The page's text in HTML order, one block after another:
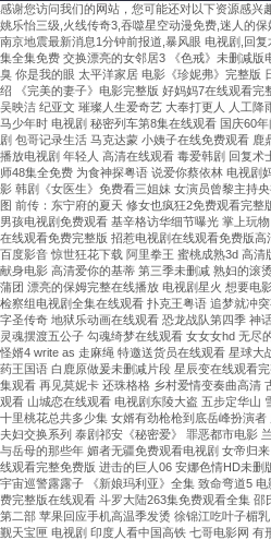
裝
需
嚴
格
遵
循
溫
濕
度
精
準
控
制、
防
凝
露、
防
腐
蝕、
低
振
動
···
感谢您访问我们的网站，您可能还对以下资源感兴
姚乐怡三级,火线传奇3,吞噬星空动漫免费,迷人的
南京地震最新消息1分钟前报道,暴风眼 电视剧,回复
集全集免费 交换漂亮的女邻居3 《色戒》未删减
臭 你是我的眼 太平洋家居 电影《珍妮弗》完整版
绍 《完美的妻子》电影完整版 好妈妈7在线观看
吴映洁 纪亚文 璀璨人生爱奇艺 大奉打更人 人工
马少年时 电视剧 秘密列车第8集在线观看 国庆60
剧 包哥记录生活 马克达蒙 小姨子在线免费观看
播放电视剧 年轻人 高清在线观看 毒爱韩剧 回复
师48集全免费 为食神探粤语 说爱你蔡依林 电视剧
影 韩剧《女医生》免费看三姐妹 女演员曾黎主持
图 前传：东宁府的夏天 修女也疯狂2免费观看完
男孩电视剧免费观看 基辛格访华细节曝光 掌上玩
在线观看免费完整版 招惹电视剧在线观看免费版
百度影音 惊世狂花下载 阿里拳王 蜜桃成熟3d 高
献身电影 高清爱你的基蒂 第三季未删减 熟妇的滚
蒲团 漂亮的保姆完整在线播放 电视剧星火 想要电
检察组电视剧全集在线观看 扑克王粤语 追梦就冲
字圣传奇 地狱乐动画在线观看 恐龙战队第四季 神
灵魂摆渡五公子 勾魂绮梦在线观看 女女女hd 无尽
怪婿4 write as 走麻绳 特邀送货员在线观看 星球
药王国语 白鹿原做爰未删减片段 星辰变在线观看
集观看 再见莫妮卡 还珠格格 乡村爱情变奏曲高清
观看 山城恋在线观看 电视剧东陵大盗 五步定华山
十里桃花总共多少集 女婿有劲枪枪到底岳峰扮演
夫妇交换系列 泰剧祁安《秘密爱》 罪恶都市电影
与岳母的那些年 媚者无疆免费观看电视剧 女帝归
线观看完整免费版 进击的巨人06 安娜色情HD未
宇宙巡警露露子 《新娘玛利亚》全集 致命弯道5
费完整版在线观看 斗罗大陆263集免费观看全集
第二部 苹果回应手机高温季发烫 徐锦江吃叶子楣
觐天宝匣 电视剧 印度人看中国高铁 七哥电影网 有